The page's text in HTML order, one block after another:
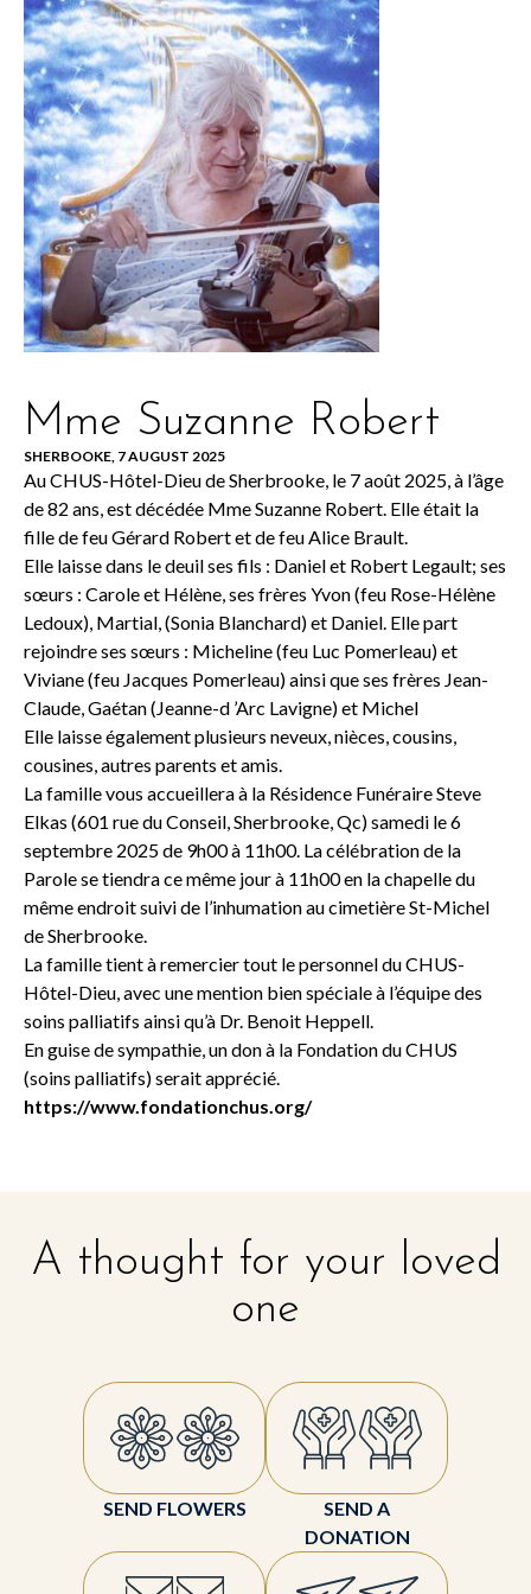
Mme Suzanne Robert
SHERBOOKE, 7 AUGUST 2025
Au CHUS-Hôtel-Dieu de Sherbrooke, le 7 août 2025, à l’âge
de 82 ans, est décédée Mme Suzanne Robert. Elle était la
fille de feu Gérard Robert et de feu Alice Brault.
Elle laisse dans le deuil ses fils : Daniel et Robert Legault; ses
sœurs : Carole et Hélène, ses frères Yvon (feu Rose-Hélène
Ledoux), Martial, (Sonia Blanchard) et Daniel. Elle part
rejoindre ses sœurs : Micheline (feu Luc Pomerleau) et
Viviane (feu Jacques Pomerleau) ainsi que ses frères Jean-
Claude, Gaétan (Jeanne-d ’Arc Lavigne) et Michel
Elle laisse également plusieurs neveux, nièces, cousins,
cousines, autres parents et amis.
La famille vous accueillera à la Résidence Funéraire Steve
Elkas (601 rue du Conseil, Sherbrooke, Qc) samedi le 6
septembre 2025 de 9h00 à 11h00. La célébration de la
Parole se tiendra ce même jour à 11h00 en la chapelle du
même endroit suivi de l’inhumation au cimetière St-Michel
de Sherbrooke.
La famille tient à remercier tout le personnel du CHUS-
Hôtel-Dieu, avec une mention bien spéciale à l’équipe des
soins palliatifs ainsi qu’à Dr. Benoit Heppell.
En guise de sympathie, un don à la Fondation du CHUS
(soins palliatifs) serait apprécié.
https://www.fondationchus.org/
A thought for your loved
one
SEND FLOWERS
SEND A
DONATION